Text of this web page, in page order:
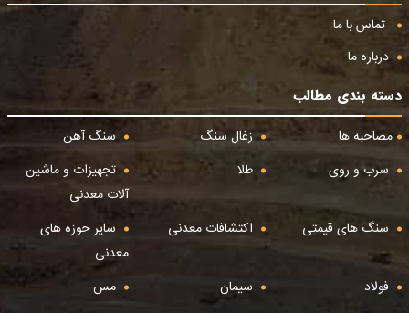
تماس با ما
درباره ما
دسته بندی مطالب
مصاحبه ها
زغال سنگ
سنگ آهن
سرب و روی
طلا
تجهیزات و ماشین
آلات معدنی
سنگ های قیمتی
اکتشافات معدنی
سایر حوزه های
معدنی
فولاد
سیمان
مس